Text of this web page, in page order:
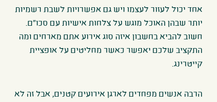
אחד יכול לעזור לעצמו ויש גם אפשרויות לשבת רשמיות
יותר שבהן האוכל מוגש על צלחות אישיות עם סכו"ם.
חשוב להביא בחשבון איזה סוג אירוע אתם מארחים ומה
התקציב שלכם יאפשר כאשר מחליטים על אופציית
קייטרינג.
הרבה אנשים מפחדים לארגן אירועים קטנים, אבל זה לא